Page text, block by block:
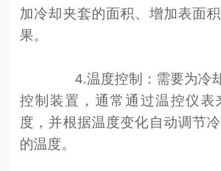
加冷却夹套的面积、增加表面
果。
4.温度控制：需要为冷
控制装置，通常通过温控仪表
度，并根据温度变化自动调节
的温度。